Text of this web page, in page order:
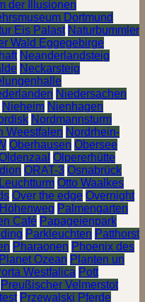
der Illusionen
Dortmund
Eis Palast Naturbummler
Wald Eggegebirge
Neanderlandsteig
Neckarsteig
Niedersachen
Nieheim Nienhagen
Nordmannsturm
Weestfalen Nordrhein-
Oberhausen Obersee
Olpererhütte
ORAT-3 Osnabrück
Otto Waalkes
Over the edge Overnight
Palmengarten
Café Papageienpark
Parkleuchten Patthorst
Pharaonen Phoenix des
Planet Ozean Planten un
Westfalica Pott
Preußischer Velmerstot
Przewalski Pferde